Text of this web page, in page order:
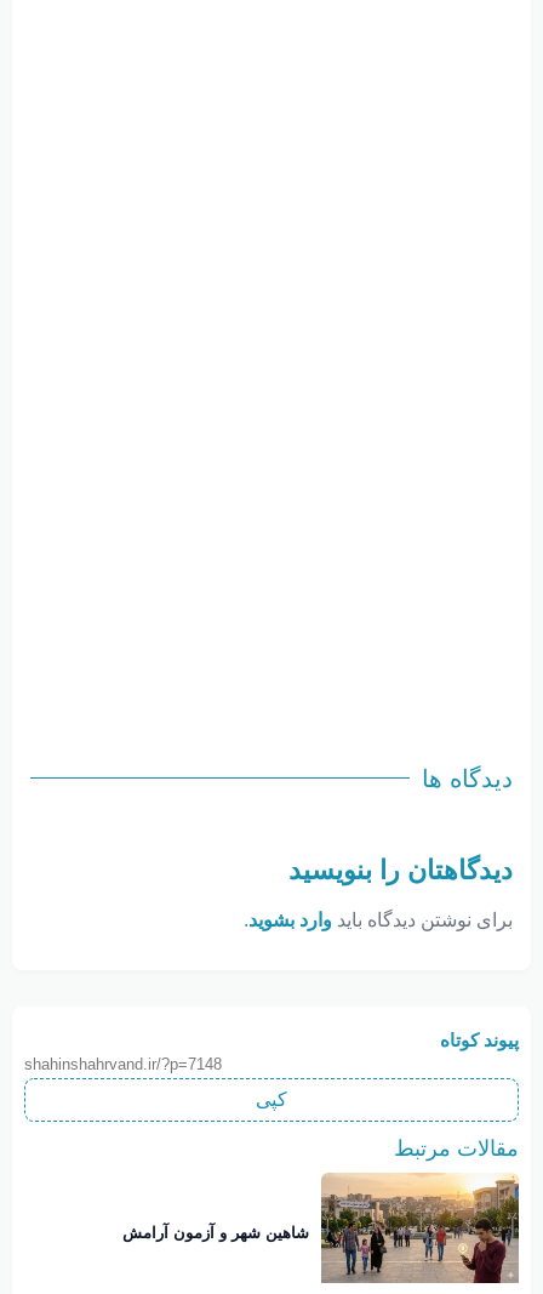
دیدگاه ها
دیدگاهتان را بنویسید
برای نوشتن دیدگاه باید وارد بشوید.
پیوند کوتاه
shahinshahrvand.ir/?p=7148
کپی
مقالات مرتبط
شاهین شهر و آزمون آرامش